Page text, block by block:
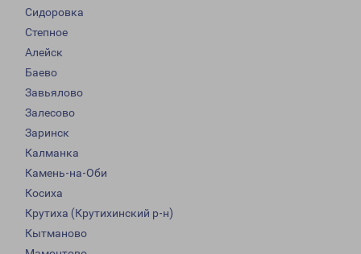
Сидоровка
Степное
Алейск
Баево
Завьялово
Залесово
Заринск
Калманка
Камень-на-Оби
Косиха
Крутиха (Крутихинский р-н)
Кытманово